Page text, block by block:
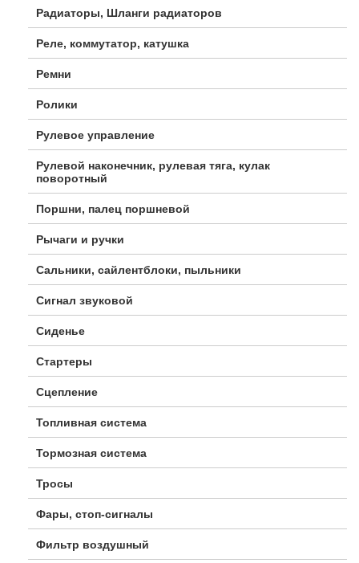
Радиаторы, Шланги радиаторов
Реле, коммутатор, катушка
Ремни
Ролики
Рулевое управление
Рулевой наконечник, рулевая тяга, кулак
поворотный
Поршни, палец поршневой
Рычаги и ручки
Сальники, сайлентблоки, пыльники
Сигнал звуковой
Сиденье
Стартеры
Сцепление
Топливная система
Тормозная система
Тросы
Фары, стоп-сигналы
Фильтр воздушный